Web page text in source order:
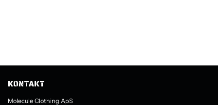
KONTAKT
Molecule Clothing ApS